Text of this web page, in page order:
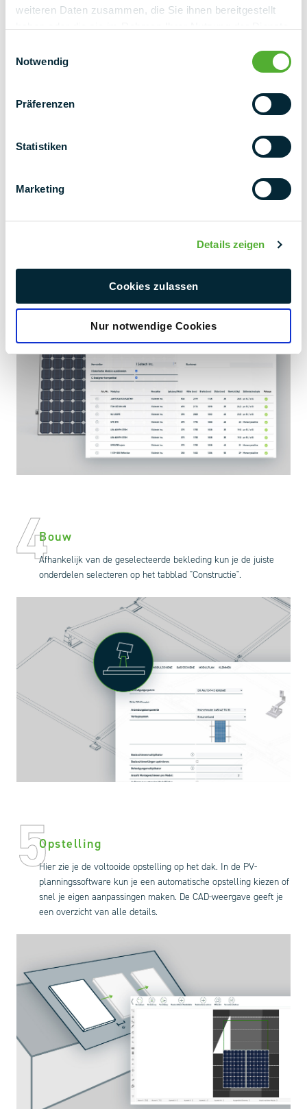
weiteren Daten zusammen, die Sie ihnen bereitgestellt
Notwendig
Präferenzen
Statistiken
Marketing
Details zeigen
Cookies zulassen
Nur notwendige Cookies
3Selecteer eenvoudig en snel de gewenste module uit onze
database.
4Bouw
Afhankelijk van de geselecteerde bekleding kun je de juiste
onderdelen selecteren op het tabblad "Constructie".
5Opstelling
Hier zie je de voltooide opstelling op het dak. In de PV-
planningssoftware kun je een automatische opstelling kiezen of
snel je eigen aanpassingen maken. De CAD-weergave geeft je
een overzicht van alle details.